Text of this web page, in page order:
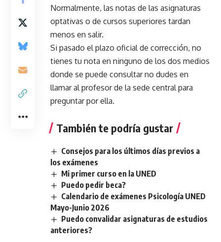
Normalmente, las notas de las asignaturas
optativas o de cursos superiores tardan
menos en salir.
Si pasado el plazo oficial de corrección, no
tienes tu nota en ninguno de los dos medios
donde se puede consultar no dudes en
llamar al profesor de la sede central para
preguntar por ella.
También te podría gustar
Consejos para los últimos días previos a
los exámenes
Mi primer curso en la UNED
Puedo pedir beca?
Calendario de exámenes Psicología UNED
Mayo-Junio 2026
Puedo convalidar asignaturas de estudios
anteriores?